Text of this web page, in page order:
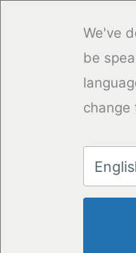
We've
be
change